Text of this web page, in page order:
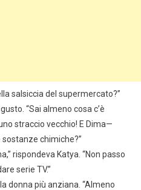
salsiccia del supermercato?”
“Sai almeno cosa c’è
straccio vecchio! E Dima—
chimiche?”
rispondeva Katya. “Non passo
serie TV.”
donna più anziana. “Almeno